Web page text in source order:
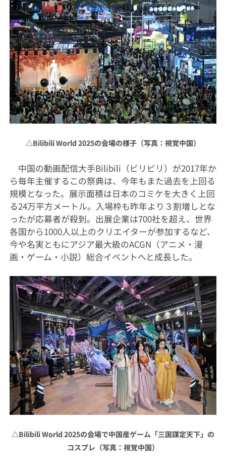
△Bilibili World 2025の会場の様子（写真：視覚中国）
中国の動画配信大手Bilibili（ビリビリ）が2017年か
ら毎年主催するこの祭典は、今年もまた過去を上回る
規模となった。展示面積は日本のコミケを大きく上回
る24万平方メートル。入場枠も昨年より３割増しとな
ったが応募者が殺到。出展企業は700社を超え、世界
各国から1000人以上のクリエイターが参加するなど、
今や名実ともにアジア最大級のACGN（アニメ・漫
画・ゲーム・小説）総合イベントへと成長した。
△Bilibili World 2025の会場で中国産ゲーム「三国謀定天下」の
コスプレ（写真：視覚中国）